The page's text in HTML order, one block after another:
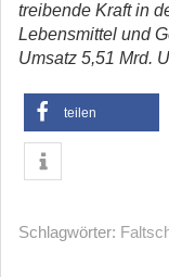
treibende Kraft in
Lebensmittel und
Umsatz 5,51 Mrd.
teilen
Schlagwörter: